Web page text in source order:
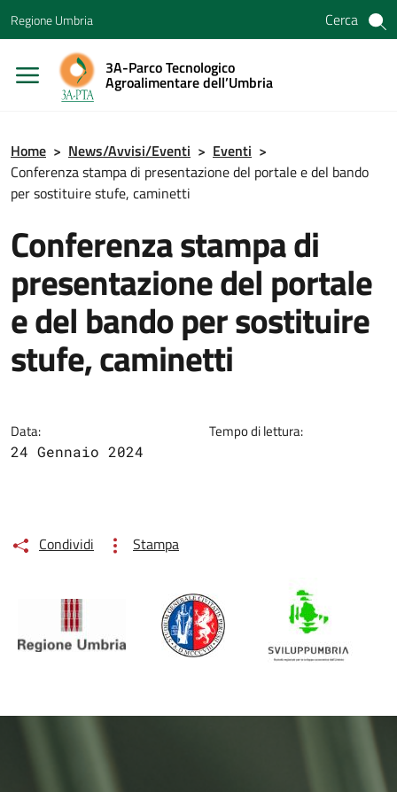
Vai al menu di navigazione
Vai al footer
Regione Umbria Cerca
3A-Parco Tecnologico
Agroalimentare dell’Umbria
Home > News/Avvisi/Eventi > Eventi >
Conferenza stampa di presentazione del portale e del bando
per sostituire stufe, caminetti
Conferenza stampa di
presentazione del portale
e del bando per sostituire
stufe, caminetti
Data:
24 Gennaio 2024
Tempo di lettura:
Condividi Stampa